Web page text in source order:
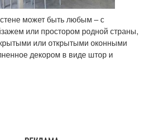
может быть любым – с
или простором родной страны,
или открытыми оконными
декором в виде штор и